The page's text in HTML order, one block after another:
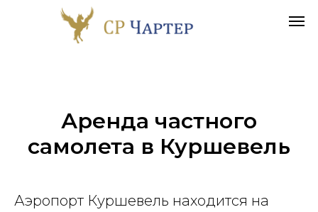
Аренда частного
самолета в Куршевель
Аэропорт Куршевель находится на